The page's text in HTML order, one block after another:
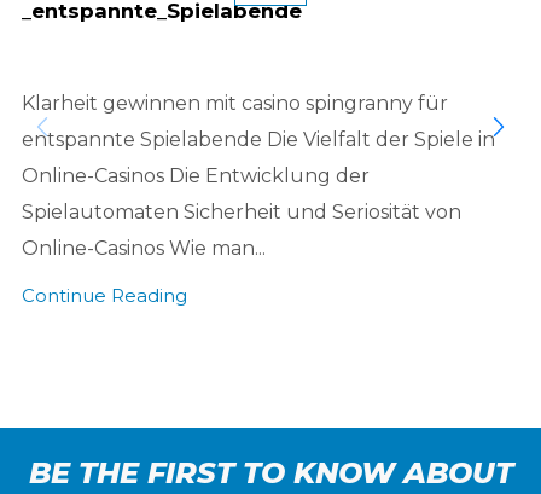
_entspannte_Spielabende
Klarheit gewinnen mit casino spingranny für
entspannte Spielabende Die Vielfalt der Spiele in
Online-Casinos Die Entwicklung der
Spielautomaten Sicherheit und Seriosität von
Online-Casinos Wie man...
Continue Reading
BE THE FIRST TO KNOW ABOUT